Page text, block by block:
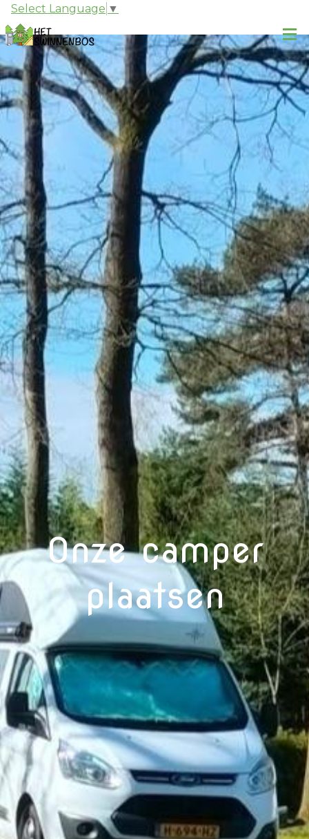
Select Language ▼
Onze camper
plaatsen